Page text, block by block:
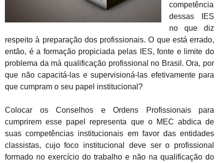
competência
dessas IES
no que diz
respeito à preparação dos profissionais. O que está errado,
então, é a formação propiciada pelas IES, fonte e limite do
problema da má qualificação profissional no Brasil. Ora, por
que não capacitá-las e supervisioná-las efetivamente para
que cumpram o seu papel institucional?
Colocar os Conselhos e Ordens Profissionais para
cumprirem esse papel representa que o MEC abdica de
suas competências institucionais em favor das entidades
classistas, cujo foco institucional deve ser o profissional
formado no exercício do trabalho e não na qualificação do